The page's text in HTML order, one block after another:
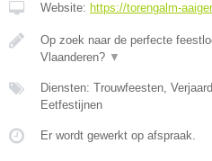
Website: https://torengalm-
Op zoek naar de perfecte
Vlaanderen? ▼
Diensten: Trouwfeesten,
Eetfestijnen
Er wordt gewerkt op afspraak.